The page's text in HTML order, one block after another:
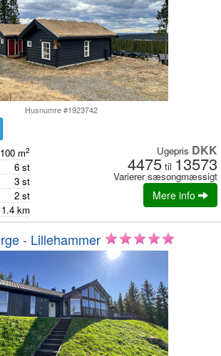
Husnumre #1923742
100 m2
6 st
3 st
2 st
1.4 km
Ugepris DKK
4475 til 13573
Varierer sæsongmæssigt
Mere info
- Lillehammer